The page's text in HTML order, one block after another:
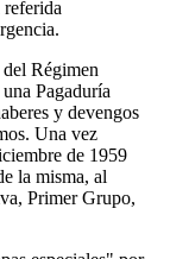
Régimen
Pagaduría
y devengos
Una vez
de 1959
la misma, al
Primer Grupo,